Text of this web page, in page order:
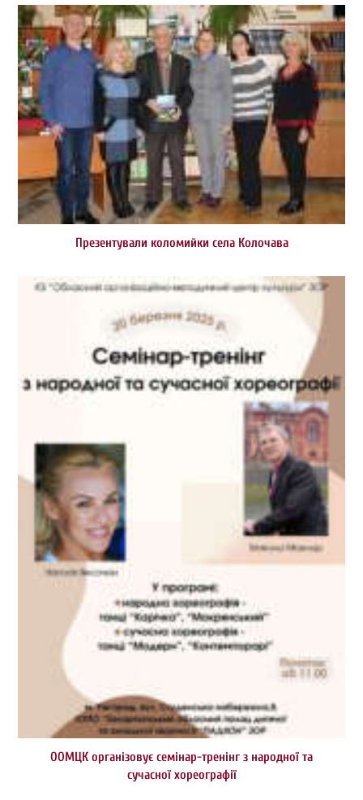
Презентували коломийки села Колочава
ООМЦК організовує семінар-тренінг з народної та
сучасної хореографії